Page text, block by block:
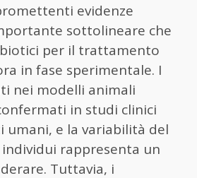
evidenze
sottolineare che
per il trattamento
in fase sperimentale. I
nei modelli animali
in studi clinici
umani, e la variabilità del
rappresenta un
Tuttavia, i